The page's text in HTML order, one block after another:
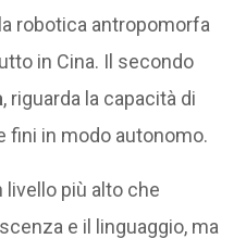
robotica antropomorfa
in Cina. Il secondo
, riguarda la capacità di
fini in modo autonomo.
livello più alto che
e il linguaggio, ma